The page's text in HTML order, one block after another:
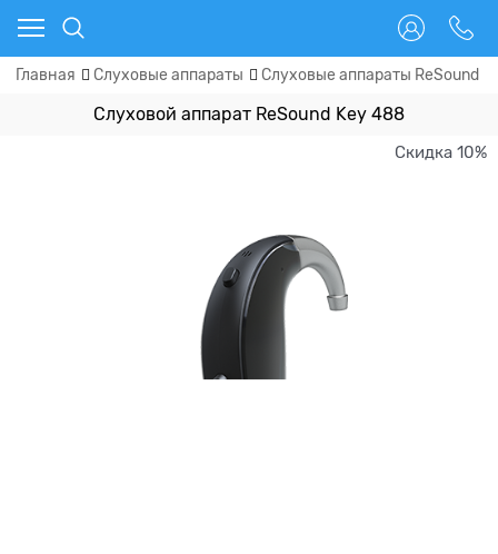
Главная Слуховые аппараты Слуховые аппараты ReSound
Слуховой аппарат ReSound Key 488
Скидка 10%